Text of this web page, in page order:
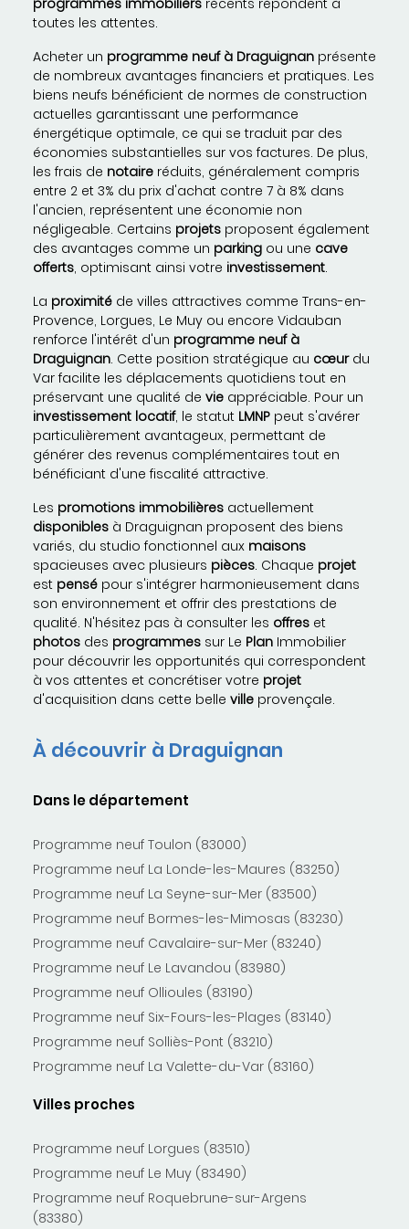
programmes immobiliers récents répondent à
toutes les attentes.
Acheter un programme neuf à Draguignan présente
de nombreux avantages financiers et pratiques. Les
biens neufs bénéficient de normes de construction
actuelles garantissant une performance
énergétique optimale, ce qui se traduit par des
économies substantielles sur vos factures. De plus,
les frais de notaire réduits, généralement compris
entre 2 et 3% du prix d'achat contre 7 à 8% dans
l'ancien, représentent une économie non
négligeable. Certains projets proposent également
des avantages comme un parking ou une cave
offerts, optimisant ainsi votre investissement.
La proximité de villes attractives comme Trans-en-
Provence, Lorgues, Le Muy ou encore Vidauban
renforce l'intérêt d'un programme neuf à
Draguignan. Cette position stratégique au cœurdu
Var facilite les déplacements quotidiens tout en
préservant une qualité de vie appréciable. Pour un
investissement locatif, le statut LMNP peut s'avérer
particulièrement avantageux, permettant de
générer des revenus complémentaires tout en
bénéficiant d'une fiscalité attractive.
Les promotions immobilières actuellement
disponibles à Draguignan proposent des biens
variés, du studio fonctionnel aux maisons
spacieuses avec plusieurs pièces. Chaque projet
est pensé pour s'intégrer harmonieusement dans
son environnement et offrir des prestations de
qualité. N'hésitez pas à consulter les offres et
photos des programmes sur Le Plan Immobilier
pour découvrir les opportunités qui correspondent
à vos attentes et concrétiser votre projet
d'acquisition dans cette belle ville provençale.
À découvrir à Draguignan
Dans le département
Programme neuf Toulon (83000)
Programme neuf La Londe-les-Maures (83250)
Programme neuf La Seyne-sur-Mer (83500)
Programme neuf Bormes-les-Mimosas (83230)
Programme neuf Cavalaire-sur-Mer (83240)
Programme neuf Le Lavandou (83980)
Programme neuf Ollioules (83190)
Programme neuf Six-Fours-les-Plages (83140)
Programme neuf Solliès-Pont (83210)
Programme neuf La Valette-du-Var (83160)
Villes proches
Programme neuf Lorgues (83510)
Programme neuf Le Muy (83490)
Programme neuf Roquebrune-sur-Argens
(83380)